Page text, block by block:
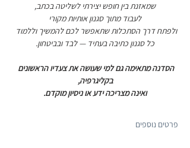
שמאזנת בין חופש יצירתי לשליטה בכתב,
לעבוד מתוך סגנון אותיות מקורי
ולפתח דרך הסתכלות שתאפשר לכם להמשיך וללמוד
כל סגנון כתיבה בעתיד — לבד ובביטחון.
הסדנה מתאימה גם למי שעושה את צעדיו הראשונים
בקליגרפיה,
ואינה מצריכה ידע או ניסיון מוקדם.
פרטים נוספים